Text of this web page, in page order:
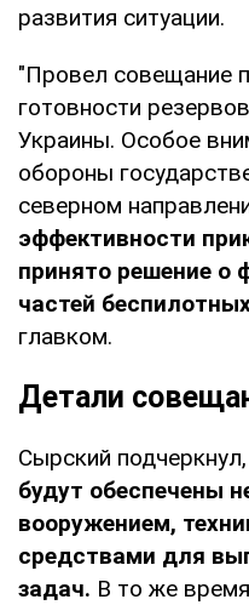
развития ситуации.
"Провел совещание
готовности
Украины. Особое
обороны
северном
эффективности
принято решение о
частей
главком.
Детали
Сырский
будут обеспечены
вооружением,
средствами для
задач. В то же